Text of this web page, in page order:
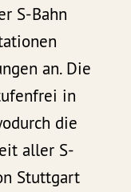
S-Bahn
an. Die
in
die
aller S-
Stuttgart